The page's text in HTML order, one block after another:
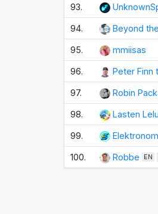
93.
94. Beyond
95. mmiisas
96. Peter Finn
97. Robin
98. Lasten
99.
100. Robbe EN